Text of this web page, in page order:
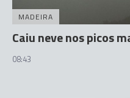
MADEIRA
Caiu neve nos picos
08:43